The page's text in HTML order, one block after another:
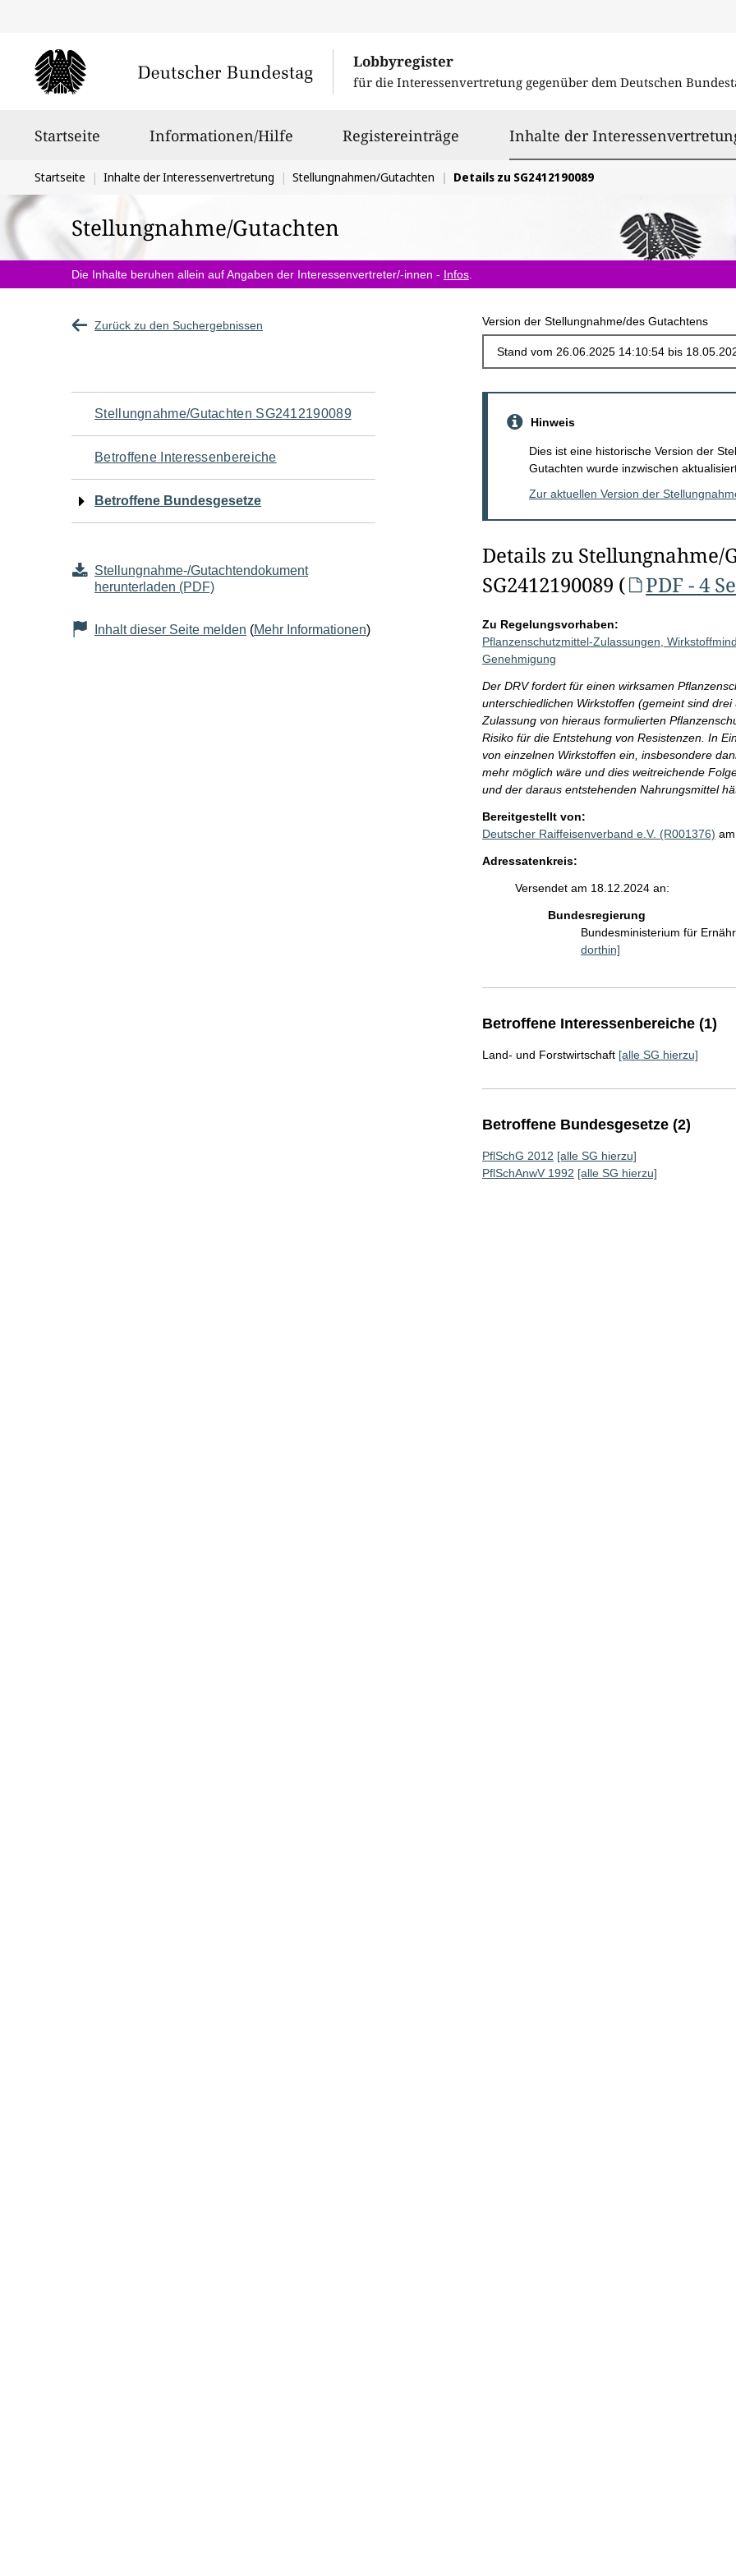
Lobbyregister
für die Interessenvertretung gegenüber dem Deutschen
Startseite Informationen/Hilfe Registereinträge Inhalte der
Sie
befinden
sich
hier:
Startseite Inhalte der Interessenvertretung Stellungnahmen/Gutachten Details zu SG2412190089
Stellungnahme/Gutachten
Die Inhalte beruhen allein auf Angaben der Interessenvertreter/-innen - Infos
Zurück zu den Suchergebnissen Version der Stellungnahme/des Gutachtens
Navigation
für
den
Seiteninhalt
Stellungnahme/Gutachten SG2412190089
Betroffene Interessenbereiche
Betroffene Bundesgesetze
Stellungnahme-/Gutachtendokument
herunterladen (PDF)
Inhalt dieser Seite melden (Mehr Informationen)
Hinweis
Dies ist eine historische Version der
Gutachten wurde inzwischen
Zur aktuellen Version der
Details zu Stellungnahme/
SG2412190089 (
PDF - 4
Zu Regelungsvorhaben:
Pflanzenschutzmittel-Zulassungen,
Genehmigung
Der DRV fordert für einen wirksamen
unterschiedlichen Wirkstoffen (gemeint sind
Zulassung von hieraus formulierten
Risiko für die Entstehung von Resistenzen. In
von einzelnen Wirkstoffen ein, insbesondere
mehr möglich wäre und dies weitreichende
und der daraus entstehenden Nahrungsmittel
Bereitgestellt von:
Deutscher Raiffeisenverband e.V. (R001376)
Adressatenkreis:
Versendet am 18.12.2024 an:
Bundesregierung
Bundesministerium für
dorthin]
Betroffene Interessenbereiche (1)
Land- und Forstwirtschaft [alle SG hierzu]
Betroffene Bundesgesetze (2)
PflSchG 2012 [alle SG hierzu]
PflSchAnwV 1992 [alle SG hierzu]